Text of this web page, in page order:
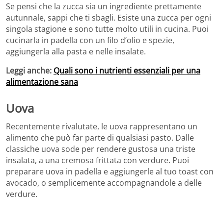
Se pensi che la zucca sia un ingrediente prettamente
autunnale, sappi che ti sbagli. Esiste una zucca per ogni
singola stagione e sono tutte molto utili in cucina. Puoi
cucinarla in padella con un filo d’olio e spezie,
aggiungerla alla pasta e nelle insalate.
Leggi anche: Quali sono i nutrienti essenziali per una
alimentazione sana
Uova
Recentemente rivalutate, le uova rappresentano un
alimento che può far parte di qualsiasi pasto. Dalle
classiche uova sode per rendere gustosa una triste
insalata, a una cremosa frittata con verdure. Puoi
preparare uova in padella e aggiungerle al tuo toast con
avocado, o semplicemente accompagnandole a delle
verdure.